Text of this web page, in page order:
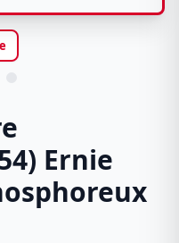
Ernie